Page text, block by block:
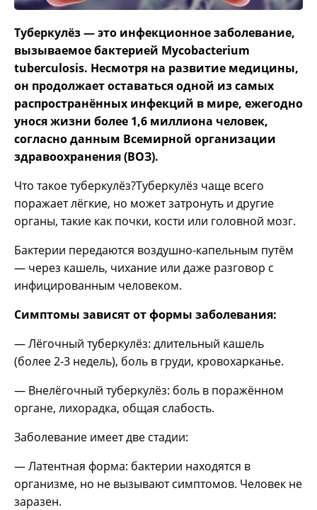
Туберкулёз — это инфекционное заболевание,
вызываемое бактерией Mycobacterium
tuberculosis. Несмотря на развитие медицины,
он продолжает оставаться одной из самых
распространённых инфекций в мире, ежегодно
унося жизни более 1,6 миллиона человек,
согласно данным Всемирной организации
здравоохранения (ВОЗ).
Что такое туберкулёз?Туберкулёз чаще всего
поражает лёгкие, но может затронуть и другие
органы, такие как почки, кости или головной мозг.
Бактерии передаются воздушно-капельным путём
— через кашель, чихание или даже разговор с
инфицированным человеком.
Симптомы зависят от формы заболевания:
— Лёгочный туберкулёз: длительный кашель
(более 2-3 недель), боль в груди, кровохарканье.
— Внелёгочный туберкулёз: боль в поражённом
органе, лихорадка, общая слабость.
Заболевание имеет две стадии:
— Латентная форма: бактерии находятся в
организме, но не вызывают симптомов. Человек не
заразен.